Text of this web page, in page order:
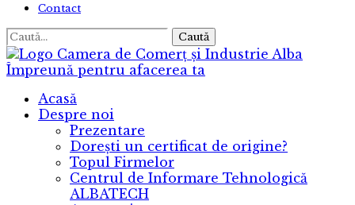
Contact
Caută
Camera de Comerț și Industrie Alba
Împreună pentru afacerea ta
Acasă
Despre noi
Prezentare
Dorești un certificat de origine?
Topul Firmelor
Centrul de Informare Tehnologică
ALBATECH